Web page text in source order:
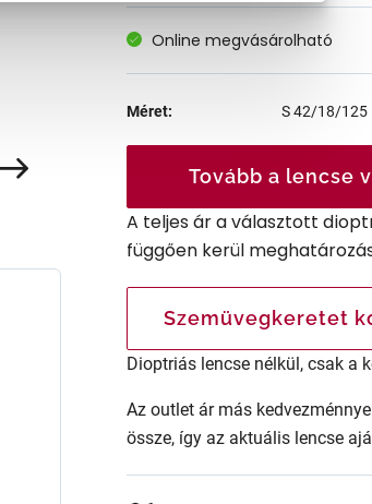
Online megvásárolható
Méret: S42/18/125
Tovább a lencse
A teljes ár a választott
függően kerül
Szemüvegkeretet
Dioptriás lencse nélkül, csak a
Az outlet ár más
össze, így az aktuális lencse